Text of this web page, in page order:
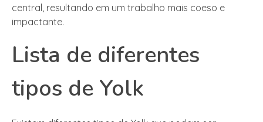
central, resultando em um trabalho mais coeso e
impactante.
Lista de diferentes
tipos de Yolk